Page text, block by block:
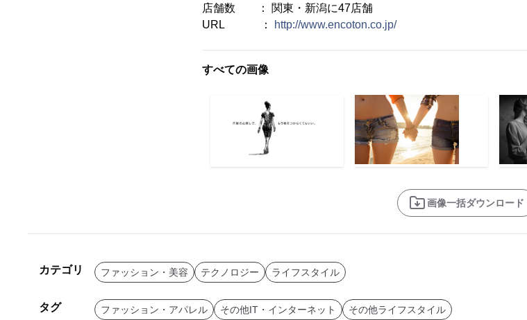
店舗数 ： 関東・新潟に47店舗
URL ：
http://www.encoton.co.jp/
すべての画像
画像一括ダウンロード
カテゴリ ファッション・美容 テクノロジー ライフスタイル
タグ ファッション・アパレル その他IT・インターネット その他ライフスタイル